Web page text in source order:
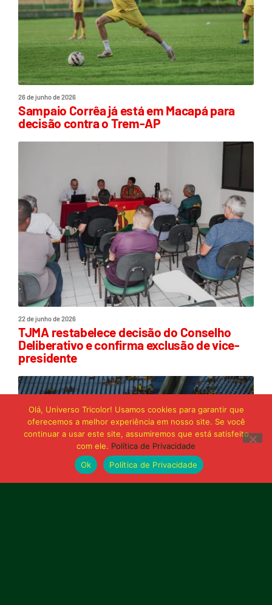
26 de junho de 2026
Sampaio Corrêa já está em Macapá para
decisão contra o Trem-AP
22 de junho de 2026
TJMA restabelece decisão do Conselho
Deliberativo e confirma exclusão de vice-
presidente
Olá, Universo Tricolor! Usamos cookies para garantir que
oferecemos a melhor experiência em nosso site. Se você
continuar a usar este site, assumiremos que está satisfeito
com ele. Política de Privacidade
Ok
Política de Privacidade